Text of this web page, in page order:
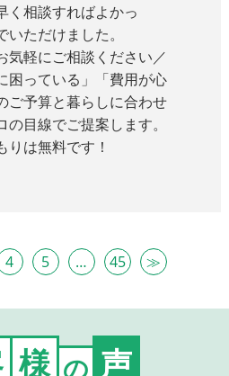
く相談すればよかっ
ただけました。
気軽にご相談ください／
困っている」「費用が心
ご予算と暮らしに合わせ
目線でご提案します。
は無料です！
4 5 … 45 ≫
様 の 声